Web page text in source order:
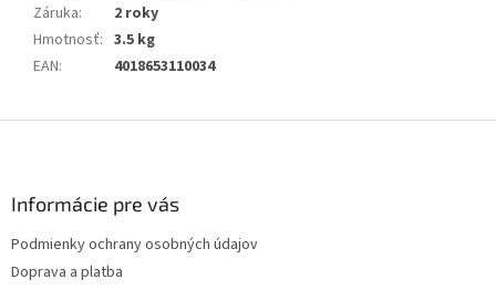
Záruka:
2 roky
Hmotnosť: 3.5 kg
EAN: 4018653110034
Informácie pre vás
Podmienky ochrany osobných údajov
Doprava a platba